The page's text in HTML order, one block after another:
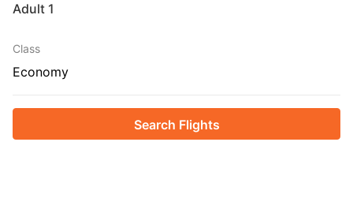
1 Adult
Class
Economy